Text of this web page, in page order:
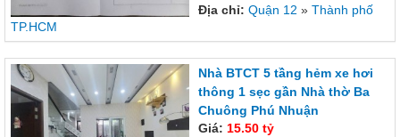
Địa chỉ: Quận 12 » Thành phố
TP.HCM
Nhà BTCT 5 tầng hẻm xe hơi
thông 1 sẹc gần Nhà thờ Ba
Chuông Phú Nhuận
Giá: 15.50 tỷ